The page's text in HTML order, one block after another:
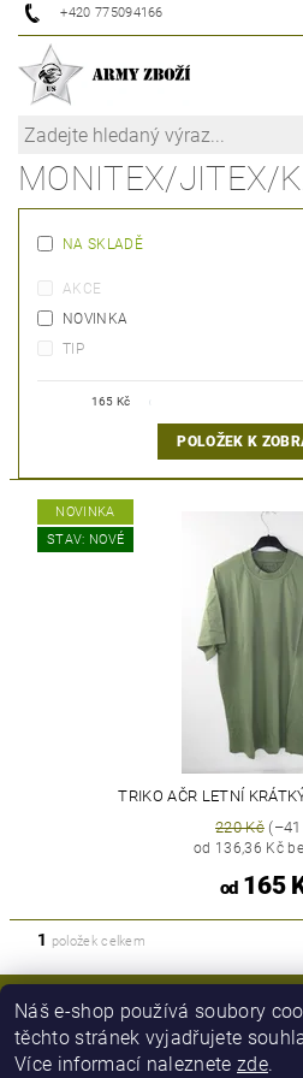
+420 775094166
MONITEX/JITEX/
NA SKLADĚ
AKCE
NOVINKA
TIP
165 Kč
POLOŽEK K
NOVINKA
STAV: NOVÉ
TRIKO AČR LETNÍ
220 Kč(–41
od 136,36 Kč
od165
1 položek celkem
Náš e-shop používá soubory
těchto stránek vyjadřujete
Více informací naleznetezde.